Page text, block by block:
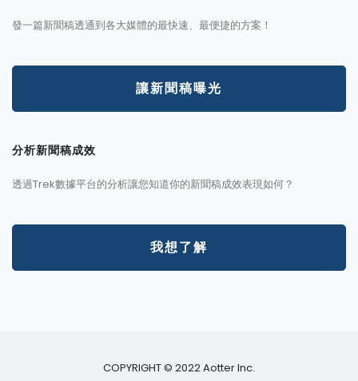
發一篇新聞稿透通到各大媒體的最快速、最便捷的方案！
讓新聞稿曝光
分析新聞稿成效
透過Trek數據平台的分析讓您知道你的新聞稿成效表現如何？
我想了解
COPYRIGHT © 2022 Aotter Inc.